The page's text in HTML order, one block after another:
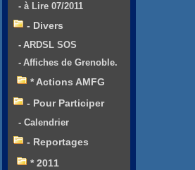
- à Lire 07/2011
- Divers
- ARDSL SOS
- Affiches de Grenoble.
* Actions AMFG
- Pour Participer
- Calendrier
- Reportages
* 2011